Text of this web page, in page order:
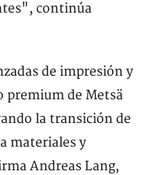
continúa
de impresión y
premium de Metsä
la transición de
materiales y
Andreas Lang,